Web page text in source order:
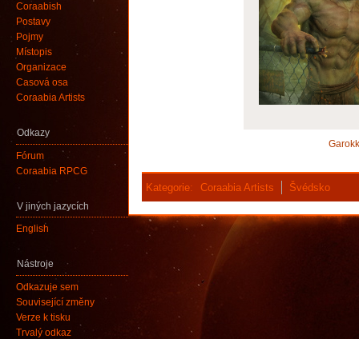
Garokk
Kategorie: Coraabia Artists Švédsko
Coraabish
Postavy
Pojmy
Místopis
Organizace
Časová osa
Coraabia Artists
Odkazy
Fórum
Coraabia RPCG
V jiných jazycích
English
Nástroje
Odkazuje sem
Související změny
Verze k tisku
Trvalý odkaz